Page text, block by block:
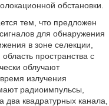
обстановки.
тем, что предложен
для обнаружения
в зоне селекции,
пространства с
облучают
излучения
радиоимпульсы,
квадратурных канала,